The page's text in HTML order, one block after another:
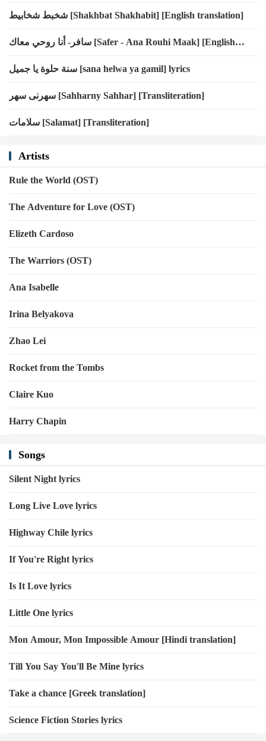
شخبط شخابيط [Shakhbat Shakhabit] [English translation]
سافر- أنا روحي معاك [Safer - Ana Rouhi Maak] [English
سنة حلوة يا جميل [sana helwa ya gamil] lyrics
سهرنى سهر [Sahharny Sahhar] [Transliteration]
سلامات [Salamat] [Transliteration]
Artists
Rule the World (OST)
The Adventure for Love (OST)
Elizeth Cardoso
The Warriors (OST)
Ana Isabelle
Irina Belyakova
Zhao Lei
Rocket from the Tombs
Claire Kuo
Harry Chapin
Songs
Silent Night lyrics
Long Live Love lyrics
Highway Chile lyrics
If You're Right lyrics
Is It Love lyrics
Little One lyrics
Mon Amour, Mon Impossible Amour [Hindi translation]
Till You Say You'll Be Mine lyrics
Take a chance [Greek translation]
Science Fiction Stories lyrics